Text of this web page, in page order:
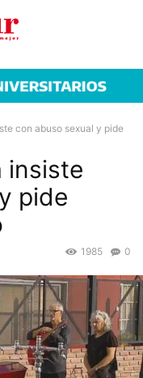
con abuso sexual y pide
insiste
pide
0
1985